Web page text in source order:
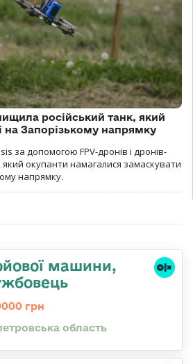
російський танк, який
на Запорізькому напрямку
за допомогою FPV-дронів і дронів-
окупанти намагалися замаскувати
напрямку.
машини,
грн
область